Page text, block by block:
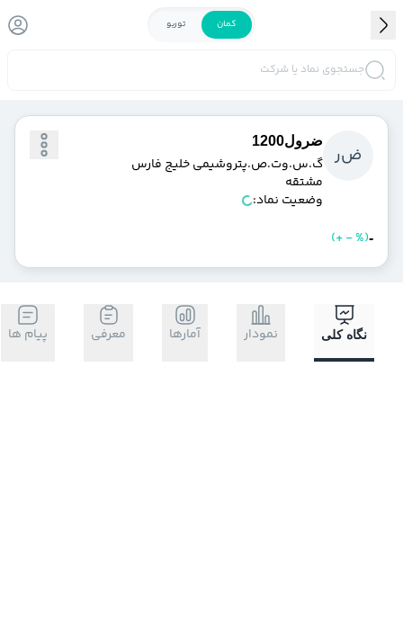
کمان توربو
جستجوی نماد یا شرکت
ضر
ضرول1200
گ.س.وت.ص.پتروشيمي خليج فارس
مشتقه
وضعیت نماد:
-
(+-%)
نگاه کلی نمودار آمارها معرفی پیام ها